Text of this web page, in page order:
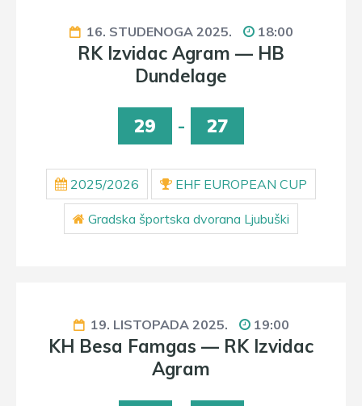
16. STUDENOGA 2025. 18:00
RK Izvidac Agram — HB
Dundelage
29 - 27
2025/2026 EHF EUROPEAN CUP
Gradska športska dvorana Ljubuški
19. LISTOPADA 2025. 19:00
KH Besa Famgas — RK Izvidac
Agram